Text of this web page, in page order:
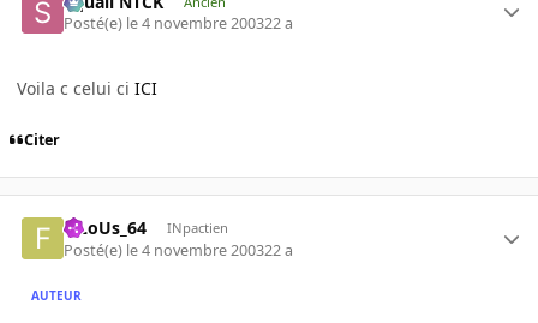
Posté(e) le 4 novembre 200322 a
Voila c celui ci ICI
Citer
FiLoUs_64 INpactien
Posté(e) le 4 novembre 200322 a
AUTEUR